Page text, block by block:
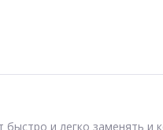
и легко заменять